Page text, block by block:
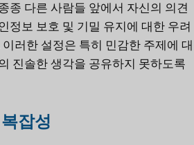
종 다른 사람들 앞에서 자신의 의견
정보 보호 및 기밀 유지에 대한 우려
러한 설정은 특히 민감한 주제에 대
진솔한 생각을 공유하지 못하도록
잡성